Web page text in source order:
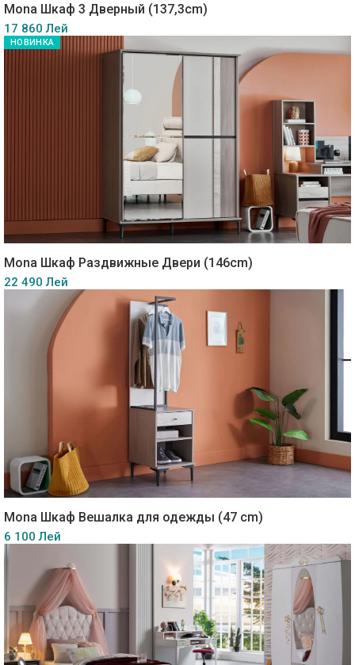
Mona Шкаф 3 Дверный (137,3cm)
17 860 Лей
НОВИНКА
Mona Шкаф Раздвижные Двери (146cm)
22 490 Лей
Mona Шкаф Вешалка для одежды (47 cm)
6 100 Лей